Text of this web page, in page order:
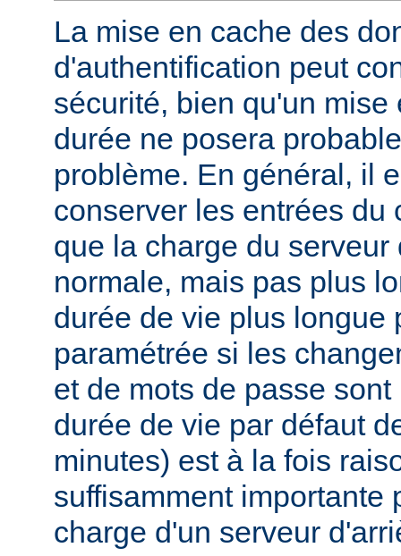
La mise en cache des
d'authentification peut
sécurité, bien qu'un
durée ne posera
problème. En général, il
conserver les entrées du
que la charge du
normale, mais pas plus
durée de vie plus longue
paramétrée si les
et de mots de passe
durée de vie par défaut
minutes) est à la fois
suffisamment importante
charge d'un serveur